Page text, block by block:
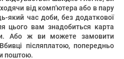
від комп'ютера або в пару
який час доби, без додаткової
цього вам знадобиться карта
Або ж ви можете замовити
післяплатою, попередньо
поштою.